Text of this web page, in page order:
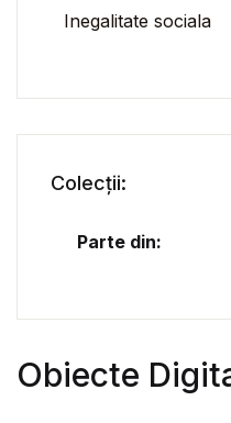
Inegalitate sociala
Colecții:
Parte din:
Obiecte